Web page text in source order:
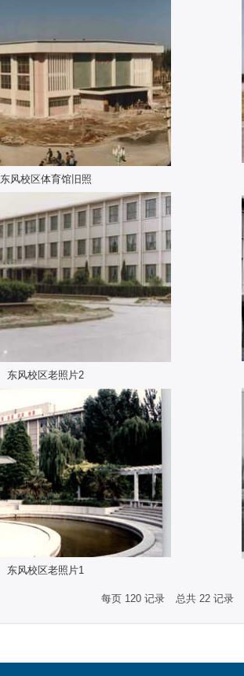
东风校区体育馆旧照
东风校区老照片2
东风校区老照片1
每页 120 记录 总共 22 记录